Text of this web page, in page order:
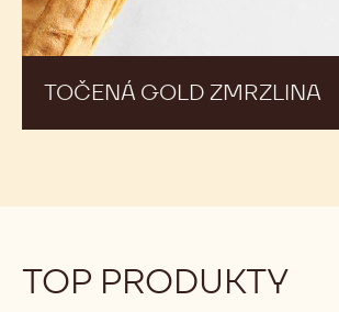
TOČENÁ GOLD ZMRZLINA
TOP PRODUKTY